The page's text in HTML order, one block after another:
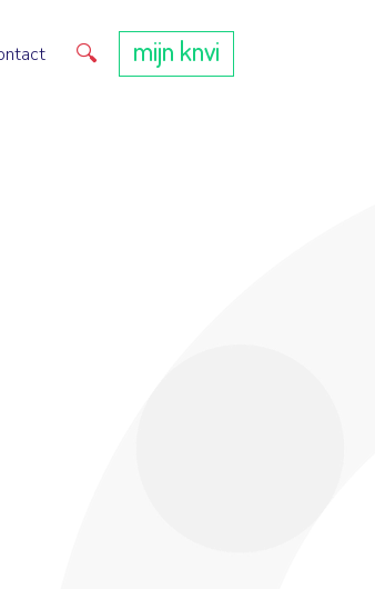
Direct zoeken
mijn knvi